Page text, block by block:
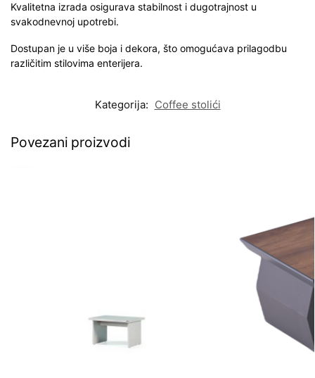
Kvalitetna izrada osigurava stabilnost i dugotrajnost u
svakodnevnoj upotrebi.
Dostupan je u više boja i dekora, što omogućava prilagodbu
različitim stilovima enterijera.
Kategorija: Coffee stolići
Povezani proizvodi